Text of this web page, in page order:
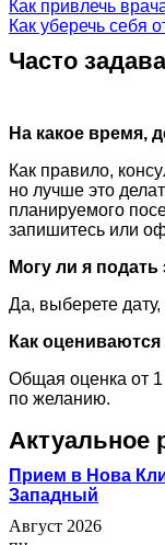
Как привлечь
Как уберечь себя
Часто
На какое время,
Как правило,
но лучше это
планируемого
запишитесь или
Могу ли я подать
Да, выберете
Как оцениваются
Общая оценка от 1
по желанию.
Актуальное
Прием в Нова
Западный
Август 2026